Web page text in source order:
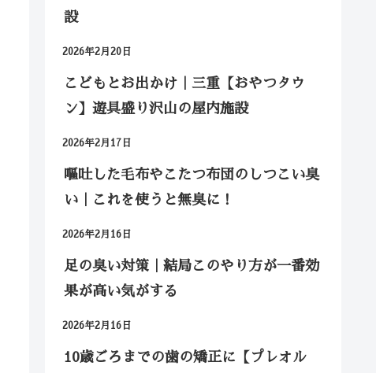
設
2026年2月20日
こどもとお出かけ｜三重【おやつタウ
ン】遊具盛り沢山の屋内施設
2026年2月17日
嘔吐した毛布やこたつ布団のしつこい臭
い｜これを使うと無臭に！
2026年2月16日
足の臭い対策｜結局このやり方が一番効
果が高い気がする
2026年2月16日
10歳ごろまでの歯の矯正に【プレオル